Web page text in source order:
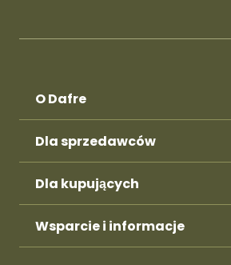
O Dafre
Dla sprzedawców
Dla kupujących
Wsparcie i informacje